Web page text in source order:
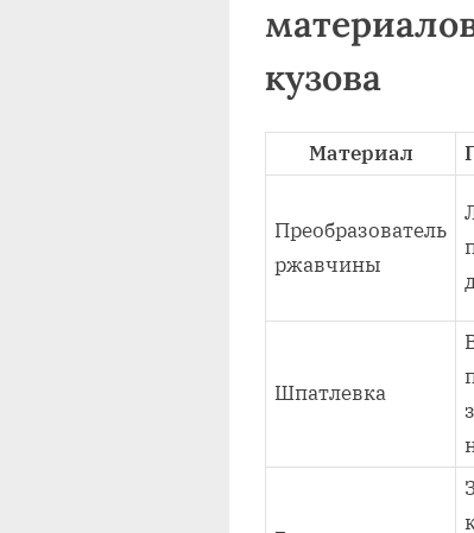
кузова
Материал
Преобразователь
ржавчины
Шпатлевка